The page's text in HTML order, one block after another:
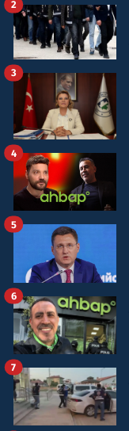
2
3
4
5
6
7